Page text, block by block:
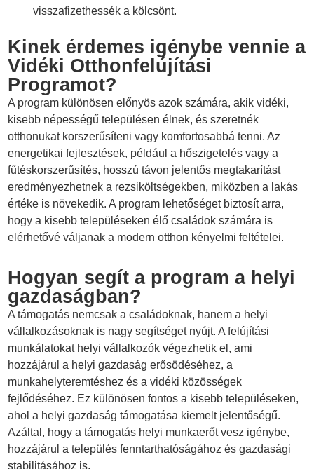
visszafizethessék a kölcsönt.
Kinek érdemes igénybe vennie a
Vidéki Otthonfelújítási
Programot?
A program különösen előnyös azok számára, akik vidéki,
kisebb népességű településen élnek, és szeretnék
otthonukat korszerűsíteni vagy komfortosabbá tenni. Az
energetikai fejlesztések, például a hőszigetelés vagy a
fűtéskorszerűsítés, hosszú távon jelentős megtakarítást
eredményezhetnek a rezsiköltségekben, miközben a lakás
értéke is növekedik. A program lehetőséget biztosít arra,
hogy a kisebb településeken élő családok számára is
elérhetővé váljanak a modern otthon kényelmi feltételei.
Hogyan segít a program a helyi
gazdaságban?
A támogatás nemcsak a családoknak, hanem a helyi
vállalkozásoknak is nagy segítséget nyújt. A felújítási
munkálatokat helyi vállalkozók végezhetik el, ami
hozzájárul a helyi gazdaság erősödéséhez, a
munkahelyteremtéshez és a vidéki közösségek
fejlődéséhez. Ez különösen fontos a kisebb településeken,
ahol a helyi gazdaság támogatása kiemelt jelentőségű.
Azáltal, hogy a támogatás helyi munkaerőt vesz igénybe,
hozzájárul a település fenntarthatóságához és gazdasági
stabilitásához is.